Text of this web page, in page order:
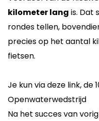
kilometer lang is. Dat
rondes tellen,
precies op het aantal
fietsen.
Je kun viadeze link, de
Openwaterwedstrijd
Na het succes van